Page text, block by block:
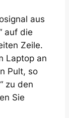
aus
auf die
Zeile.
Laptop an
Pult, so
zu den
Sie